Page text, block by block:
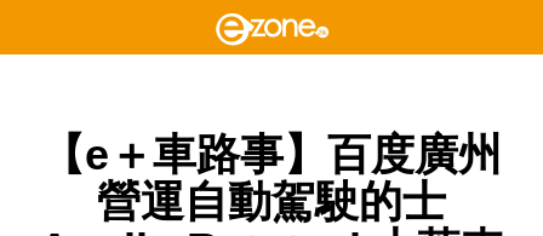
【e＋車路事】百度廣州
營運自動駕駛的士